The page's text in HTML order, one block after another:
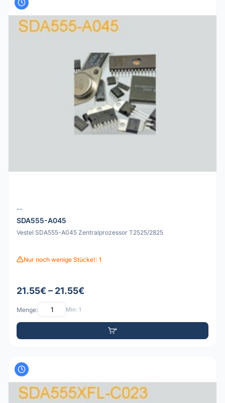
--
SDA555-A045
Vestel SDA555-A045 Zentralprozessor T2525/2825
Nur noch wenige Stücke!: 1
21.55€ – 21.55€
Menge: Min: 1